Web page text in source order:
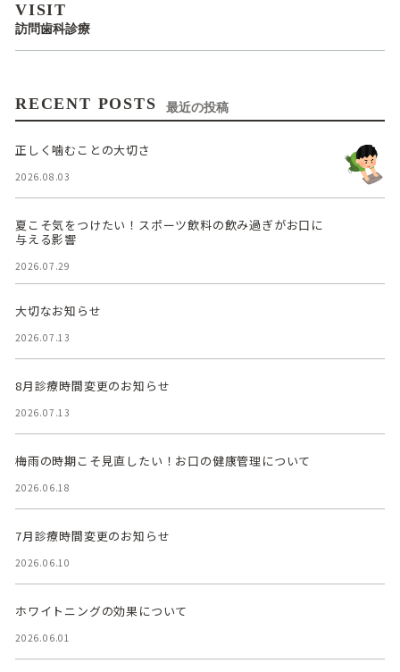
VISIT
訪問歯科診療
RECENT POSTS 最近の投稿
正しく噛むことの大切さ
2026.08.03
夏こそ気をつけたい！スポーツ飲料の飲み過ぎがお口に
与える影響
2026.07.29
大切なお知らせ
2026.07.13
8月診療時間変更のお知らせ
2026.07.13
梅雨の時期こそ見直したい！お口の健康管理について
2026.06.18
7月診療時間変更のお知らせ
2026.06.10
ホワイトニングの効果について
2026.06.01